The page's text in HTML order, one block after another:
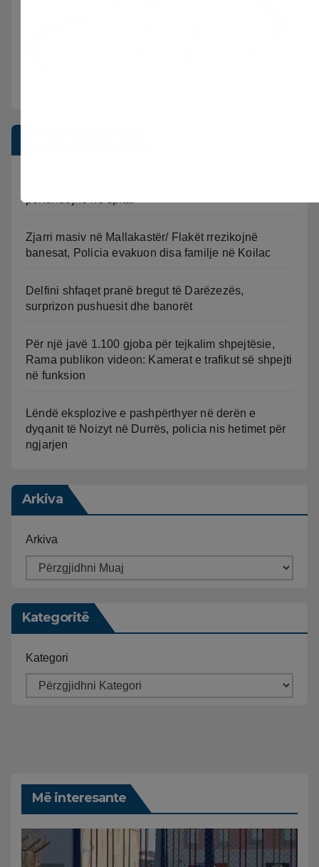
Zjarri masiv në Mallakastër/ Flakët rrezikojnë
banesat, Policia evakuon disa familje në Koilac
Delfini shfaqet pranë bregut të Darëzezës,
surprizon pushuesit dhe banorët
Për një javë 1.100 gjoba për tejkalim shpejtësie,
Rama publikon videon: Kamerat e trafikut së shpejti
në funksion
Lëndë eksplozive e pashpërthyer në derën e
dyqanit të Noizyt në Durrës, policia nis hetimet për
ngjarjen
Arkiva
Arkiva
Kategoritë
Kategori
Më interesante